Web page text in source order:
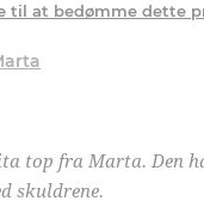
til at bedømme dette
top fra Marta. Den
skuldrene.